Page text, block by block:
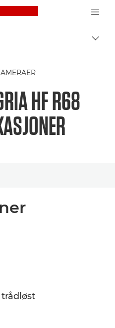
Canon Logo, back
HF R68
breadcrumbs